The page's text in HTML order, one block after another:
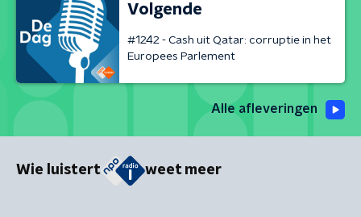
Volgende
#1242 - Cash uit Qatar: corruptie in het
Europees Parlement
Alle afleveringen
Wie luistert weet meer